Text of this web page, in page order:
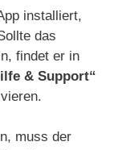
installiert,
das
findet er in
& Support“
muss der